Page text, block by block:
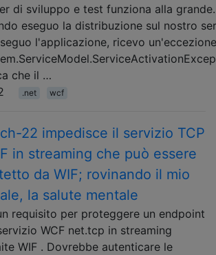
di sviluppo e test funziona alla grande.
eseguo la distribuzione sul nostro
l'applicazione, ricevo
che il …
.net wcf
22 impedisce il servizio TCP
in streaming che può essere
da WIF; rovinando il mio
la salute mentale
requisito per proteggere un endpoint
WCF net.tcp in streaming
WIF . Dovrebbe autenticare le